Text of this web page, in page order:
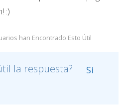
:)
han Encontrado Esto Útil
la respuesta?
Si